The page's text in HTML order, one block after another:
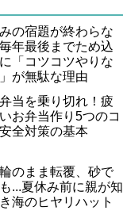
の宿題が終わらな
年最後までため込
「コツコツやりな
が無駄な理由
当を乗り切れ！疲
お弁当作り5つのコ
全対策の基本
のまま転覆、砂で
...夏休み前に親が知
海のヒヤリハット